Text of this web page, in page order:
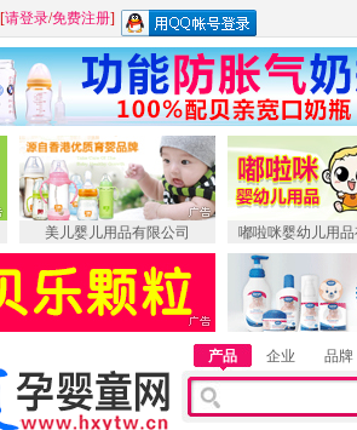
[请登录/免费注册]
美儿婴儿用品有限公司 嘟啦咪婴幼儿用品
产品 企业 品牌